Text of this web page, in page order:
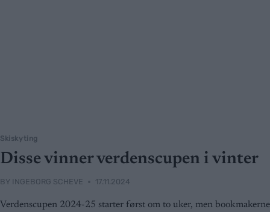
Skiskyting
Disse vinner verdenscupen i vinter
BY INGEBORG SCHEVE 17.11.2024
Verdenscupen 2024-25 starter først om to uker, men bookmakerne